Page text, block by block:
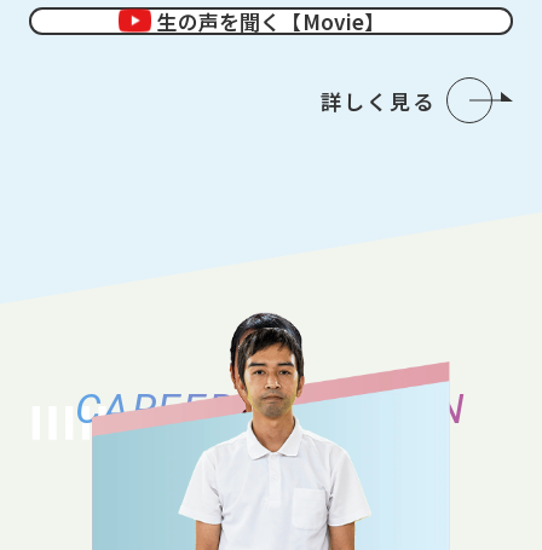
生の声を聞く【Movie】
詳しく見る
CAREER VARIATION
キャリアバリエーション
それぞれのキャリアの築き方、働き方の
バリエーションをご紹介いたします。